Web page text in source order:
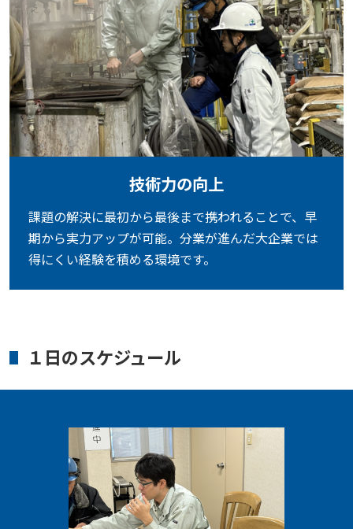
技術力の向上
課題の解決に最初から最後まで携われることで、早
期から実力アップが可能。分業が進んだ大企業では
得にくい経験を積める環境です。
１日のスケジュール